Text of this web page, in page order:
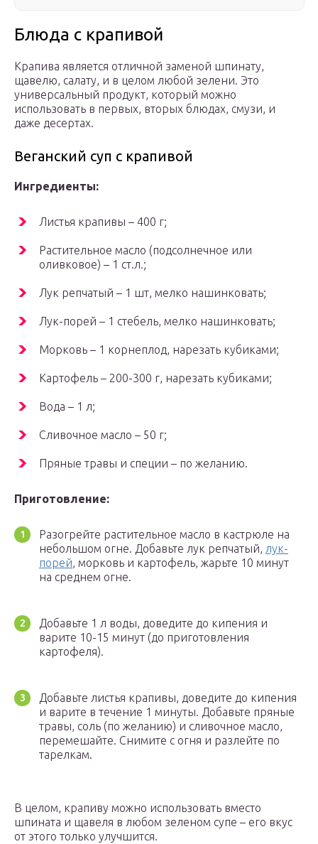
Блюда с крапивой
Крапива является отличной заменой шпинату,
щавелю, салату, и в целом любой зелени. Это
универсальный продукт, который можно
использовать в первых, вторых блюдах, смузи, и
даже десертах.
Веганский суп с крапивой
Ингредиенты:
Листья крапивы – 400 г;
Растительное масло (подсолнечное или
оливковое) – 1 ст.л.;
Лук репчатый – 1 шт, мелко нашинковать;
Лук-порей – 1 стебель, мелко нашинковать;
Морковь – 1 корнеплод, нарезать кубиками;
Картофель – 200-300 г, нарезать кубиками;
Вода – 1 л;
Сливочное масло – 50 г;
Пряные травы и специи – по желанию.
Приготовление:
Разогрейте растительное масло в кастрюле на
небольшом огне. Добавьте лук репчатый, лук-
порей, морковь и картофель, жарьте 10 минут
на среднем огне.
Добавьте 1 л воды, доведите до кипения и
варите 10-15 минут (до приготовления
картофеля).
Добавьте листья крапивы, доведите до кипения
и варите в течение 1 минуты. Добавьте пряные
травы, соль (по желанию) и сливочное масло,
перемешайте. Снимите с огня и разлейте по
тарелкам.
В целом, крапиву можно использовать вместо
шпината и щавеля в любом зеленом супе – его вкус
от этого только улучшится.